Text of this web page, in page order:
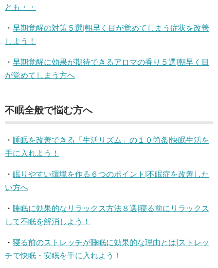
とも・・
・ 早期覚醒の対策５選|朝早く目が覚めてしまう症状を改善
しよう！
・ 早期覚醒に効果が期待できるアロマの香り５選|朝早く目
が覚めてしまう方へ
不眠全般で悩む方へ
・ 睡眠を改善できる「生活リズム」の１０箇条|快眠生活を
手に入れよう！
・ 眠りやすい環境を作る６つのポイント|不眠症を改善した
い方へ
・ 睡眠に効果的なリラックス方法８選|寝る前にリラックス
して不眠を解消しよう！
・ 寝る前のストレッチが睡眠に効果的な理由とは|ストレッ
チで快眠・安眠を手に入れよう！